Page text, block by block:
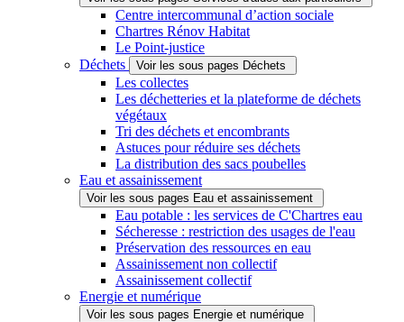
Centre intercommunal d’action sociale
Chartres Rénov Habitat
Le Point-justice
Déchets
Voir les sous pages Déchets
Les collectes
Les déchetteries et la plateforme de déchets
végétaux
Tri des déchets et encombrants
Astuces pour réduire ses déchets
La distribution des sacs poubelles
Eau et assainissement
Voir les sous pages Eau et assainissement
Eau potable : les services de C'Chartres eau
Sécheresse : restriction des usages de l'eau
Préservation des ressources en eau
Assainissement non collectif
Assainissement collectif
Energie et numérique
Voir les sous pages Energie et numérique